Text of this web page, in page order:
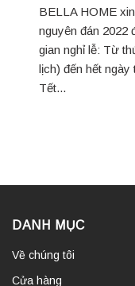
BELLA HOME
nguyên đán 2022
gian nghỉ lễ: Từ
lịch) đến hết ngày
Tết...
DANH MỤC
Về chúng tôi
Cửa hàng